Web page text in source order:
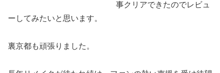
事クリアできたのでレビュ
ーしてみたいと思います。
裏京都も頑張りました。